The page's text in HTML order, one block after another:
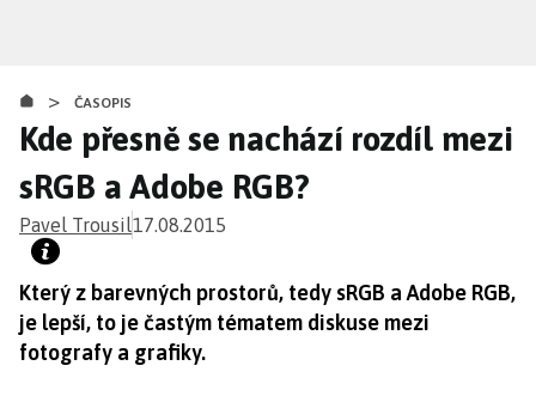
obsahu
> ČASOPIS
Kde přesně se nachází rozdíl mezi
sRGB a Adobe RGB?
Pavel Trousil17.08.2015
Který z barevných prostorů, tedy sRGB a Adobe RGB,
je lepší, to je častým tématem diskuse mezi
fotografy a grafiky.